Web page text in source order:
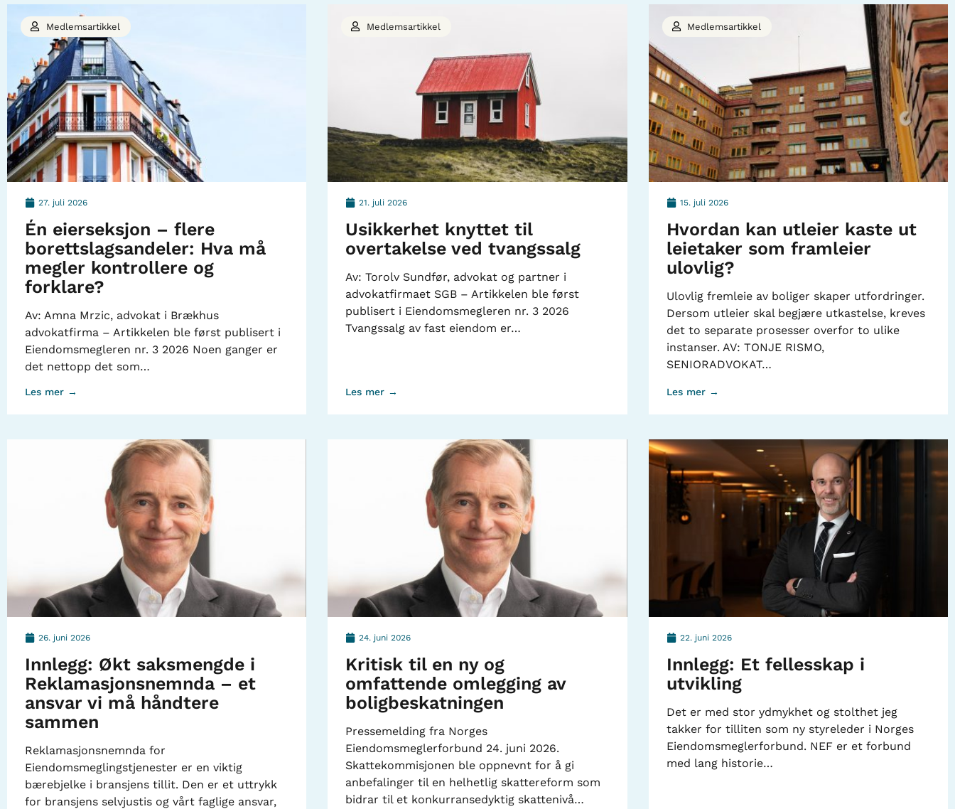
27. juli 2026
Én eierseksjon – flere
borettslagsandeler: Hva må
megler kontrollere og
forklare?
Av: Amna Mrzic, advokat i Brækhus
advokatfirma – Artikkelen ble først publisert i
Eiendomsmegleren nr. 3 2026 Noen ganger er
det nettopp det som…
Les mer →
Medlemsartikkel
21. juli 2026
Usikkerhet knyttet til
overtakelse ved tvangssalg
Av: Torolv Sundfør, advokat og partner i
advokatfirmaet SGB – Artikkelen ble først
publisert i Eiendomsmegleren nr. 3 2026
Tvangssalg av fast eiendom er…
Les mer →
Medlemsartikkel
15. juli 2026
Hvordan kan utleier kaste ut
leietaker som framleier
ulovlig?
Ulovlig fremleie av boliger skaper utfordringer.
Dersom utleier skal begjære utkastelse, kreves
det to separate prosesser overfor to ulike
instanser. AV: TONJE RISMO,
SENIORADVOKAT…
Les mer →
Medlemsartikkel
26. juni 2026
Innlegg: Økt saksmengde i
Reklamasjonsnemnda – et
ansvar vi må håndtere
sammen
Reklamasjonsnemnda for
Eiendomsmeglingstjenester er en viktig
bærebjelke i bransjens tillit. Den er et uttrykk
for bransjens selvjustis og vårt faglige ansvar,
24. juni 2026
Kritisk til en ny og
omfattende omlegging av
boligbeskatningen
Pressemelding fra Norges
Eiendomsmeglerforbund 24. juni 2026.
Skattekommisjonen ble oppnevnt for å gi
anbefalinger til en helhetlig skattereform som
bidrar til et konkurransedyktig skattenivå…
22. juni 2026
Innlegg: Et fellesskap i
utvikling
Det er med stor ydmykhet og stolthet jeg
takker for tilliten som ny styreleder i Norges
Eiendomsmeglerforbund. NEF er et forbund
med lang historie…